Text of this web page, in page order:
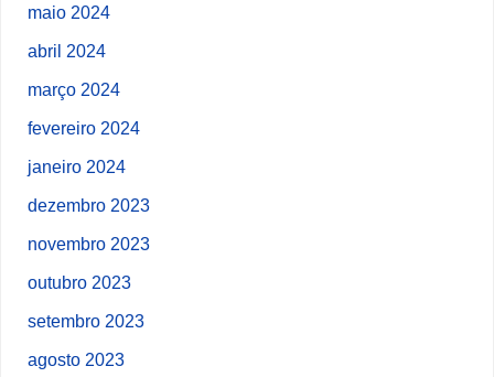
maio 2024
abril 2024
março 2024
fevereiro 2024
janeiro 2024
dezembro 2023
novembro 2023
outubro 2023
setembro 2023
agosto 2023